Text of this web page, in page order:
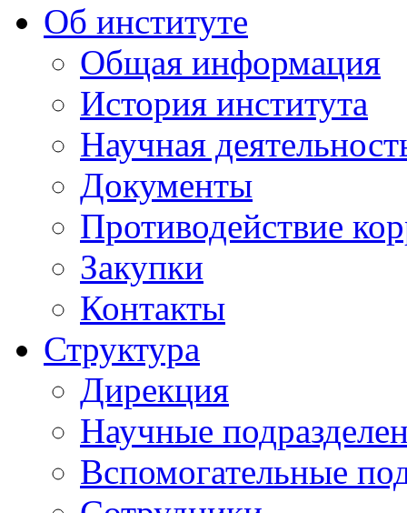
Об институте
Общая информация
История института
Научная
Документы
Противодействие
Закупки
Контакты
Структура
Дирекция
Научные
Вспомогательные